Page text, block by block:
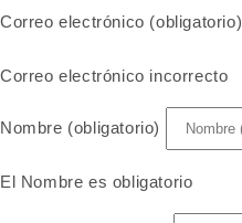
Correo electrónico (obligatorio)
Correo electrónico incorrecto
Nombre (obligatorio)
El Nombre es obligatorio